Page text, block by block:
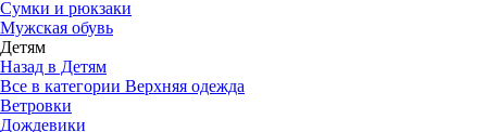
Сумки и рюкзаки
Мужская обувь
Детям
Назад в Детям
Все в категории Верхняя одежда
Ветровки
Дождевики